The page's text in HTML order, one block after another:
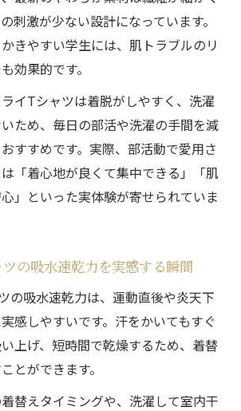
刺激が少ない設計になっています。
きやすい学生には、肌トラブルのリ
効果的です。
イTシャツは着脱がしやすく、洗濯
ため、毎日の部活や洗濯の手間を減
すすめです。実際、部活動で愛用さ
「着心地が良くて集中できる」「肌
」といった実体験が寄せられていま
の吸水速乾力を実感する瞬間
の吸水速乾力は、運動直後や炎天下
感しやすいです。汗をかいてもすぐ
上げ、短時間で乾燥するため、着替
とができます。
替えタイミングや、洗濯して室内干